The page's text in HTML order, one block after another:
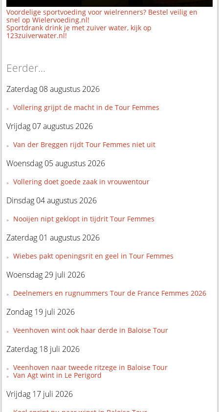
Voordelige sportvoeding voor wielrenners? Bestel veilig en
snel op Wielervoeding.nl!
Sportdrank drink je met zuiver water, kijk op
123zuiverwater.nl!
Eerder...
Zaterdag 08 augustus 2026
Vollering grijpt de macht in de Tour Femmes
Vrijdag 07 augustus 2026
Van der Breggen rijdt Tour Femmes niet uit
Woensdag 05 augustus 2026
Vollering doet goede zaak in vrouwentour
Dinsdag 04 augustus 2026
Nooijen nipt geklopt in tijdrit Tour Femmes
Zaterdag 01 augustus 2026
Wiebes pakt openingsrit en geel in Tour Femmes
Woensdag 29 juli 2026
Deelnemers en rugnummers Tour de France Femmes 2026
Zondag 19 juli 2026
Veenhoven wint ook haar derde in Baloise Tour
Zaterdag 18 juli 2026
Veenhoven naar tweede ritzege in Baloise Tour
Van Agt wint in Le Perigord
Vrijdag 17 juli 2026